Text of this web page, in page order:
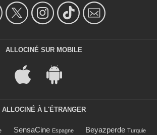
ALLOCINÉ SUR MOBILE
ALLOCINÉ À L'ÉTRANGER
SensaCine Espagne Beyazperde Turquie